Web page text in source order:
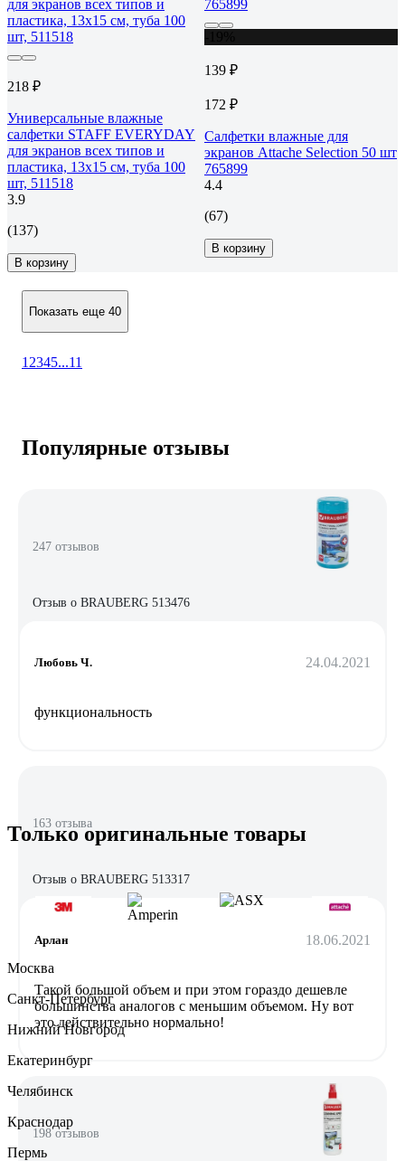
218 ₽
Универсальные влажные
салфетки STAFF EVERYDAY
для экранов всех типов и
пластика, 13х15 см, туба 100
шт, 511518
3.9
(137)
В корзину
139 ₽
172 ₽
Салфетки влажные для
экранов Attache Selection 50 шт
765899
4.4
(67)
В корзину
Показать еще 40
1 2345...11
Популярные отзывы
247 отзывов
Отзыв о BRAUBERG 513476
Любовь Ч. 24.04.2021
функциональность
163 отзыва
Отзыв о BRAUBERG 513317
Арлан 18.06.2021
Такой большой объем и при этом гораздо дешевле
большинства аналогов с меньшим объемом. Ну вот
это действительно нормально!
198 отзывов
Только оригинальные товары
Москва
Санкт-Петербург
Нижний Новгород
Екатеринбург
Челябинск
Краснодар
Пермь